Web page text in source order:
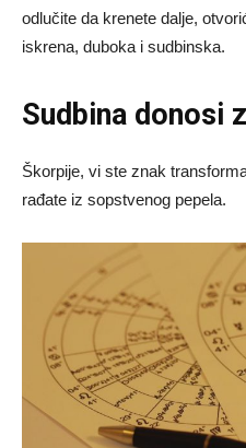
odlučite da krenete dalje,
iskrena, duboka i sudbinska.
Sudbina donosi
Škorpije, vi ste znak
rađate iz sopstvenog pepela.